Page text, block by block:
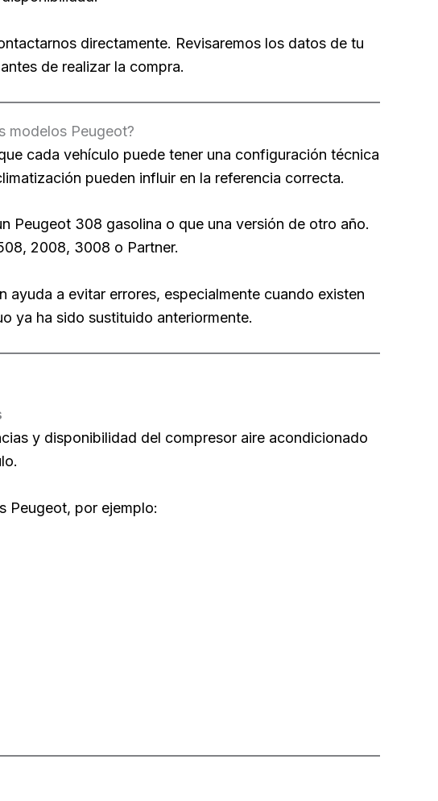
directamente. Revisaremos los datos de tu
de realizar la compra.
modelos Peugeot?
cada vehículo puede tener una configuración técnica
pueden influir en la referencia correcta.
Peugeot 308 gasolina o que una versión de otro año.
2008, 3008 o Partner.
a evitar errores, especialmente cuando existen
ya ha sido sustituido anteriormente.
y disponibilidad del compresor aire acondicionado
Peugeot, por ejemplo: